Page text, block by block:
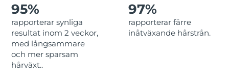
95%
rapporterar synliga
resultat inom 2 veckor,
med långsammare
och mer sparsam
hårväxt..
97%
rapporterar färre
inåtväxande hårstrån.
Luxemburg Förväntad leverans8/11/26
Macao SAR
Malaysia